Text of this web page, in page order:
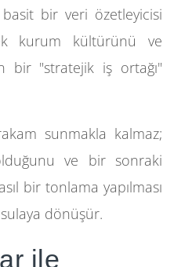
bir veri özetleyicisi
kurum kültürünü ve
bir "stratejik iş ortağı"
sunmakla kalmaz;
ve bir sonraki
bir tonlama yapılması
dönüşür.
ile